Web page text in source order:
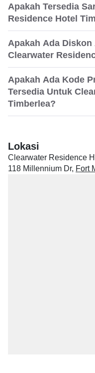
Apakah Tersedia
Residence Hotel
Apakah Ada
Clearwater
Apakah Ada Kode
Tersedia Untuk
Timberlea?
Lokasi
Clearwater Residence
118 Millennium Dr, Fort